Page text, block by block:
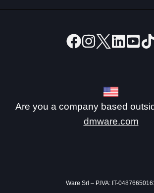
Are you a company based
dmware.com
Ware Srl – P.IVA: IT-